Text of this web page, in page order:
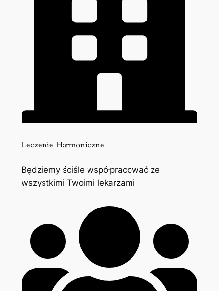
Leczenie Harmoniczne
Będziemy ściśle współpracować ze
wszystkimi Twoimi lekarzami